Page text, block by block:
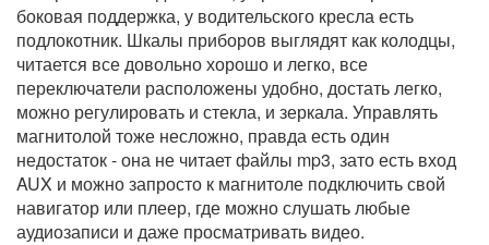
боковая поддержка, у водительского кресла есть
подлокотник. Шкалы приборов выглядят как колодцы,
читается все довольно хорошо и легко, все
переключатели расположены удобно, достать легко,
можно регулировать и стекла, и зеркала. Управлять
магнитолой тоже несложно, правда есть один
недостаток - она не читает файлы mp3, зато есть вход
AUX и можно запросто к магнитоле подключить свой
навигатор или плеер, где можно слушать любые
аудиозаписи и даже просматривать видео.